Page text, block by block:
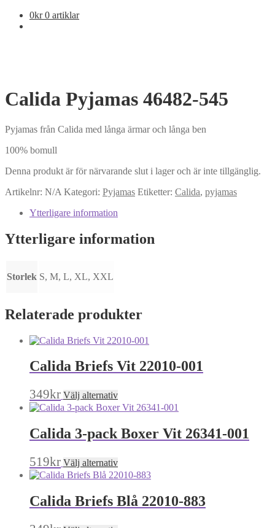
0kr 0 artiklar
Calida Pyjamas 46482-545
Pyjamas från Calida med långa ärmar och långa ben
100% bomull
Denna produkt är för närvarande slut i lager och är inte tillgänglig.
Artikelnr: N/A Kategori: Pyjamas Etiketter: Calida, pyjamas
Ytterligare information
Ytterligare information
Storlek S, M, L, XL, XXL
Relaterade produkter
Calida Briefs Vit 22010-001
349kr Välj alternativDen
här
produkten
flera
olika
alternativen
väljas
Calida 3-pack Boxer Vit 26341-001
519kr Välj alternativDen
här
produkten
flera
Calida Briefs Blå 22010-883